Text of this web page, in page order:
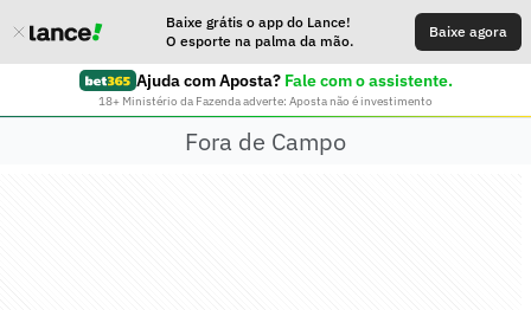
Baixe grátis o app do Lance!
O esporte na palma da mão.
Baixe agora
Ajuda com Aposta? Fale com o assistente.
18+ Ministério da Fazenda adverte: Aposta não é investimento
Fora de Campo